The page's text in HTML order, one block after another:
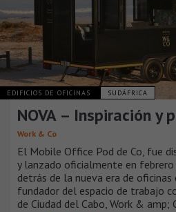
EDIFICIOS DE OFICINAS SUDÁFRICA
NOVA – Inspiración y
Work & Co
El Mobile Office Pod de Co, fue
y lanzado oficialmente en febrero
detrás de la nueva era de oficinas
fundador del espacio de trabajo
de Ciudad del Cabo, Work & amp;